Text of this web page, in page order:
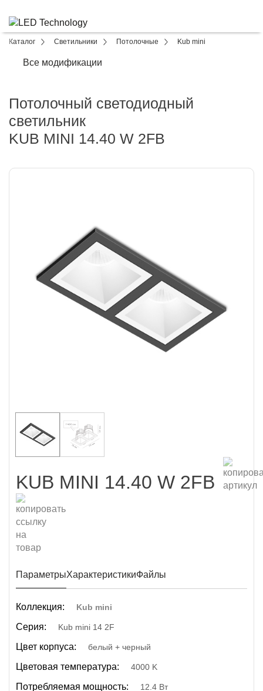
Каталог Светильники Потолочные Kub mini
Все модификации
Потолочный светодиодный
светильник
KUB MINI 14.40 W 2FB
KUB MINI 14.40 W 2FB
ПараметрыХарактеристикиФайлы
Коллекция: Kub mini
Серия: Kub mini 14 2F
Цвет корпуса: белый + черный
Цветовая температура: 4000 K
Потребляемая мощность: 12.4 Вт